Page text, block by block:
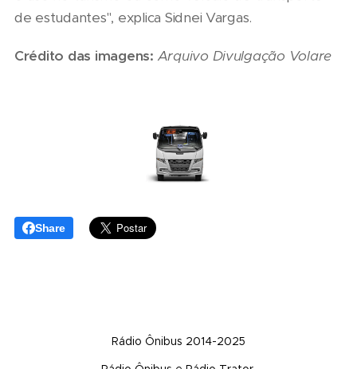
de estudantes", explica Sidnei Vargas.
Crédito das imagens: Arquivo Divulgação Volare
Share
Rádio Ônibus 2014-2025